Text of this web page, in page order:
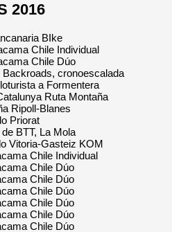
2016
BIke
Chile Individual
Chile Dúo
cronoescalada
a Formentera
Ruta Montaña
Ripoll-Blanes
Priorat
BTT, La Mola
Vitoria-Gasteiz KOM
Chile Individual
Chile Dúo
Chile Dúo
Chile Dúo
Chile Dúo
Chile Dúo
Chile Dúo